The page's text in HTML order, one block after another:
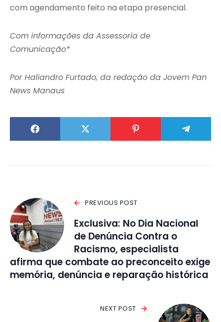
com agendamento feito na etapa presencial.
Com informações da Assessoria de
Comunicação*
Por Haliandro Furtado, da redação da Jovem Pan
News Manaus
PREVIOUS POST
Exclusiva: No Dia Nacional
de Denúncia Contra o
Racismo, especialista
afirma que combate ao preconceito exige
memória, denúncia e reparação histórica
NEXT POST